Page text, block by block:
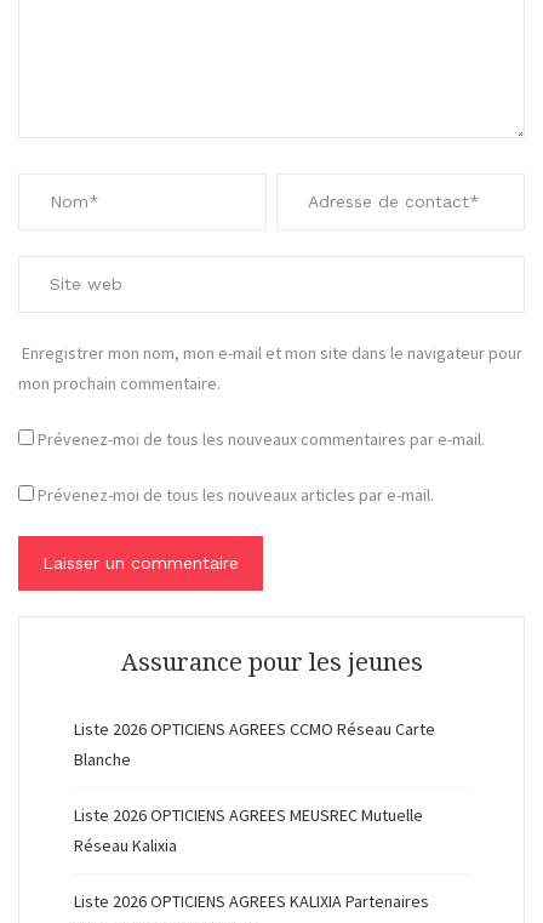
Enregistrer mon nom, mon e-mail et mon site dans le navigateur pour
mon prochain commentaire.
Prévenez-moi de tous les nouveaux commentaires par e-mail.
Prévenez-moi de tous les nouveaux articles par e-mail.
Assurance pour les jeunes
Liste 2026 OPTICIENS AGREES CCMO Réseau Carte
Blanche
Liste 2026 OPTICIENS AGREES MEUSREC Mutuelle
Réseau Kalixia
Liste 2026 OPTICIENS AGREES KALIXIA Partenaires